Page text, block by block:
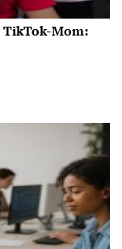
TikTok-Mom: